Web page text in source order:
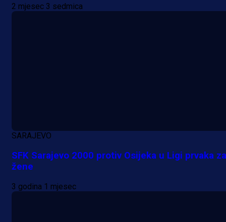
2 mjesec 3 sedmica
SARAJEVO
SFK Sarajevo 2000 protiv Osijeka u Ligi prvaka za
žene
3 godina 1 mjesec